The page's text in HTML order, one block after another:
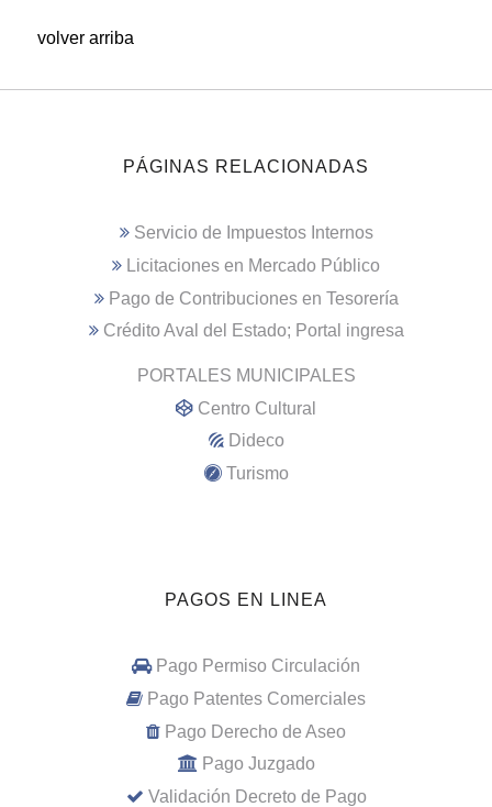
volver arriba
PÁGINAS RELACIONADAS
Servicio de Impuestos Internos
Licitaciones en Mercado Público
Pago de Contribuciones en Tesorería
Crédito Aval del Estado; Portal ingresa
PORTALES MUNICIPALES
Centro Cultural
Dideco
Turismo
PAGOS EN LINEA
Pago Permiso Circulación
Pago Patentes Comerciales
Pago Derecho de Aseo
Pago Juzgado
Validación Decreto de Pago